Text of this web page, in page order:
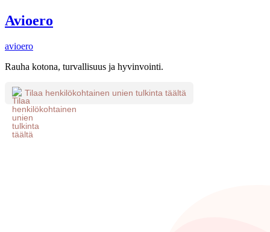
Avioero
avioero
Rauha kotona, turvallisuus ja hyvinvointi.
Tilaa henkilökohtainen unien tulkinta täältä